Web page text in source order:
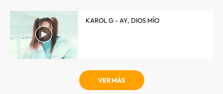
KAROL G - AY, DIOS MÍO
VER MÁS